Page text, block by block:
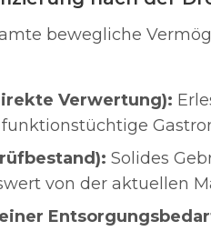
bewegliche
Verwertung):
Solides
von der aktuellen